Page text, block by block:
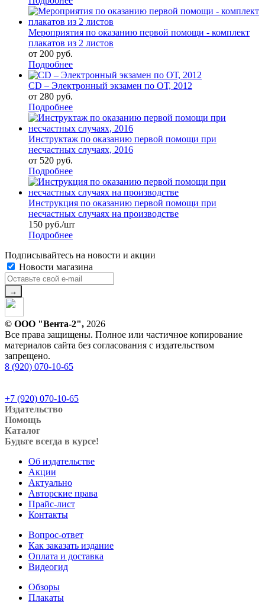
Мероприятия по оказанию первой помощи - комплект
плакатов из 2 листов
от 200 руб.
Подробнее
CD – Электронный экзамен по ОТ, 2012
от 280 руб.
Подробнее
Инструктаж по оказанию первой помощи при
несчастных случаях, 2016
от 520 руб.
Подробнее
Инструкция по оказанию первой помощи при
несчастных случаях на производстве
150 руб./шт
Подробнее
Подписывайтесь на новости и акции
Новости магазина
© ООО "Вента-2", 2026
Все права защищены. Полное или частичное копирование
материалов сайта без согласования с издательством
запрещено.
8 (920) 070-10-65
+7 (920) 070-10-65
Издательство
Помощь
Каталог
Будьте всегда в курсе!
Об издательстве
Акции
Актуально
Авторские права
Прайс-лист
Контакты
Вопрос-ответ
Как заказать издание
Оплата и доставка
Видеогид
Обзоры
Плакаты